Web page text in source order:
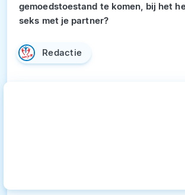
gemoedstoestand te komen, bij het
seks met je partner?
Redactie